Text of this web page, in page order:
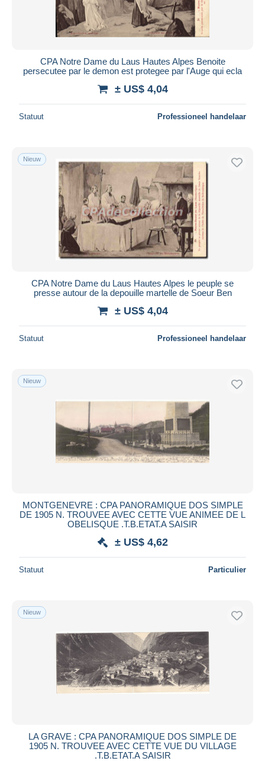
CPA Notre Dame du Laus Hautes Alpes Benoite
persecutee par le demon est protegee par l'Auge qui ecla
± US$ 4,04
Statuut Professioneel handelaar
Nieuw
CPA Notre Dame du Laus Hautes Alpes le peuple se
presse autour de la depouille martelle de Soeur Ben
± US$ 4,04
Statuut Professioneel handelaar
Nieuw
MONTGENEVRE : CPA PANORAMIQUE DOS SIMPLE
DE 1905 N. TROUVEE AVEC CETTE VUE ANIMEE DE L
OBELISQUE .T.B.ETAT.A SAISIR
± US$ 4,62
Statuut Particulier
Nieuw
LA GRAVE : CPA PANORAMIQUE DOS SIMPLE DE
1905 N. TROUVEE AVEC CETTE VUE DU VILLAGE
.T.B.ETAT.A SAISIR